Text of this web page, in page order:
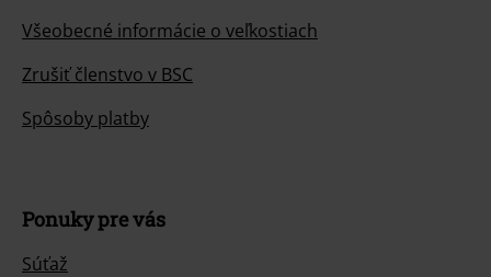
Všeobecné informácie o veľkostiach
Zrušiť členstvo v BSC
Spôsoby platby
Ponuky pre vás
Súťaž